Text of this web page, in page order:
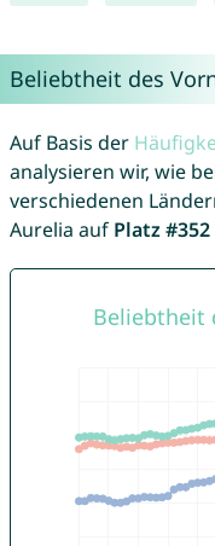
Beliebtheit des
Auf Basis der
analysieren wir, wie
verschiedenen
Aurelia auf Platz #352